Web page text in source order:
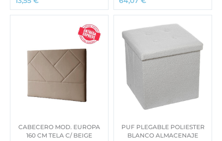
CABECERO MOD. EUROPA
160 CM TELA C/ BEIGE
PUF PLEGABLE POLIESTER
BLANCO ALMACENAJE